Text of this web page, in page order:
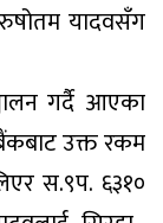
यादवसँग
गर्दै आएका
उक्त रकम
स.९प. ६३१०